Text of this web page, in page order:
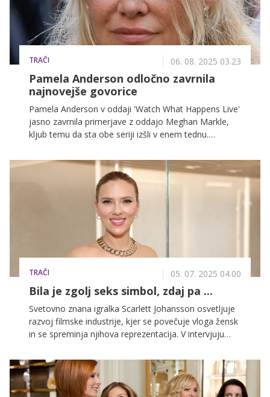
TRAČI 06. 08. 2025 03.23
Pamela Anderson odločno zavrnila
najnovejše govorice
Pamela Anderson v oddaji 'Watch What Happens Live'
jasno zavrnila primerjave z oddajo Meghan Markle,
kljub temu da sta obe seriji izšli v enem tednu.
izumila in da vsak pač dela svoje stvari. Podrobneje si
preberite o ozadju obeh projektov in resničnih
TRAČI 05. 07. 2025 04.00
Bila je zgolj seks simbol, zdaj pa ...
Svetovno znana igralka Scarlett Johansson osvetljuje
razvoj filmske industrije, kjer se povečuje vloga žensk
in se spreminja njihova reprezentacija. V intervjuju
njene vloge razlikujejo od začetkov kariere.